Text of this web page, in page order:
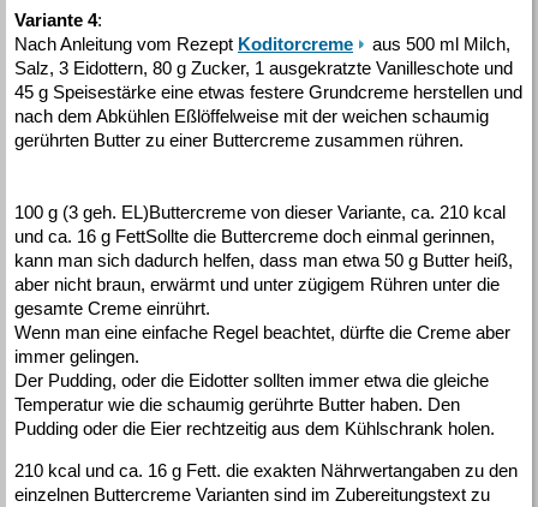
Variante 4:
Nach Anleitung vom Rezept Koditorcreme
aus 500 ml Milch,
Salz, 3 Eidottern, 80 g Zucker, 1 ausgekratzte Vanilleschote und
45 g Speisestärke eine etwas festere Grundcreme herstellen und
nach dem Abkühlen Eßlöffelweise mit der weichen schaumig
gerührten Butter zu einer Buttercreme zusammen rühren.
100 g (3 geh. EL)Buttercreme von dieser Variante, ca. 210 kcal
und ca. 16 g FettSollte die Buttercreme doch einmal gerinnen,
kann man sich dadurch helfen, dass man etwa 50 g Butter heiß,
aber nicht braun, erwärmt und unter zügigem Rühren unter die
gesamte Creme einrührt.
Wenn man eine einfache Regel beachtet, dürfte die Creme aber
immer gelingen.
Der Pudding, oder die Eidotter sollten immer etwa die gleiche
Temperatur wie die schaumig gerührte Butter haben. Den
Pudding oder die Eier rechtzeitig aus dem Kühlschrank holen.
210 kcal und ca. 16 g Fett. die exakten Nährwertangaben zu den
einzelnen Buttercreme Varianten sind im Zubereitungstext zu